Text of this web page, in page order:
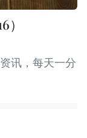
讯，每天一分